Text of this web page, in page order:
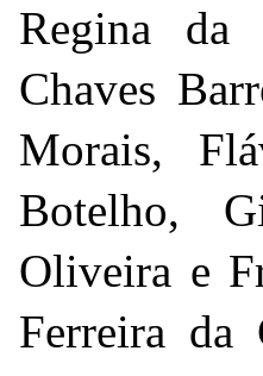
Regina da
Chaves
Morais,
Botelho,
Oliveira e
Ferreira da